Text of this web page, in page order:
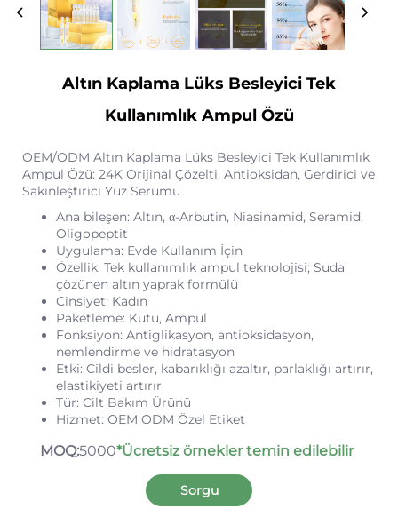
Altın Kaplama Lüks Besleyici Tek
Kullanımlık Ampul Özü
OEM/ODM Altın Kaplama Lüks Besleyici Tek Kullanımlık
Ampul Özü: 24K Orijinal Çözelti, Antioksidan, Gerdirici ve
Sakinleştirici Yüz Serumu
Ana bileşen: Altın, α-Arbutin, Niasinamid, Seramid,
Oligopeptit
Uygulama: Evde Kullanım İçin
Özellik: Tek kullanımlık ampul teknolojisi; Suda
çözünen altın yaprak formülü
Cinsiyet: Kadın
Paketleme: Kutu, Ampul
Fonksiyon: Antiglikasyon, antioksidasyon,
nemlendirme ve hidratasyon
Etki: Cildi besler, kabarıklığı azaltır, parlaklığı artırır,
elastikiyeti artırır
Tür: Cilt Bakım Ürünü
Hizmet: OEM ODM Özel Etiket
MOQ:5000*Ücretsiz örnekler temin edilebilir
Sorgu